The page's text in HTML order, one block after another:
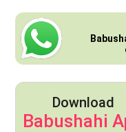
Download
Babushahi